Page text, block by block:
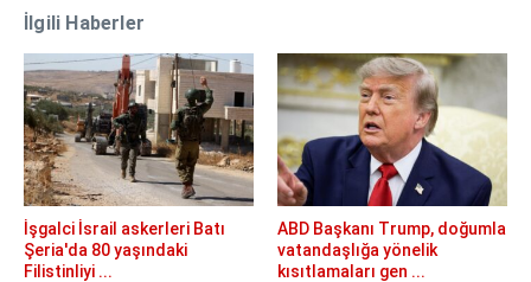
İlgili Haberler
İşgalci İsrail askerleri Batı
Şeria'da 80 yaşındaki
Filistinliyi ...
ABD Başkanı Trump, doğumla
vatandaşlığa yönelik
kısıtlamaları gen ...